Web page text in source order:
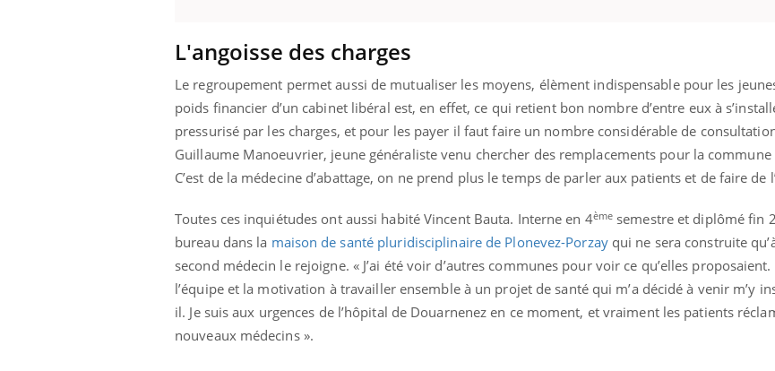
L'angoisse des charges
Le regroupement permet aussi de mutualiser les moyens, élèment indispensable pour les
poids financier d’un cabinet libéral est, en effet, ce qui retient bon nombre d’entre eux à
pressurisé par les charges, et pour les payer il faut faire un nombre considérable de
Guillaume Manoeuvrier, jeune généraliste venu chercher des remplacements pour la commune
C’est de la médecine d’abattage, on ne prend plus le temps de parler aux patients et de faire de
Toutes ces inquiétudes ont aussi habité Vincent Bauta. Interne en 4ème semestre et diplômé fin
bureau dans la maison de santé pluridisciplinaire de Plonevez-Porzay qui ne sera construite
second médecin le rejoigne. « J’ai été voir d’autres communes pour voir ce qu’elles
l’équipe et la motivation à travailler ensemble à un projet de santé qui m’a décidé à venir m’y
il. Je suis aux urgences de l’hôpital de Douarnenez en ce moment, et vraiment les patients
nouveaux médecins ».